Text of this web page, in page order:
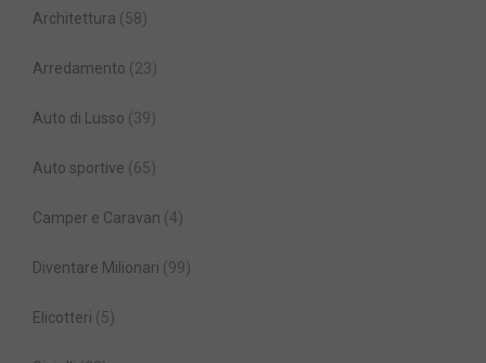
Architettura (58)
Arredamento (23)
Auto di Lusso (39)
Auto sportive (65)
Camper e Caravan (4)
Diventare Milionari (99)
Elicotteri (5)